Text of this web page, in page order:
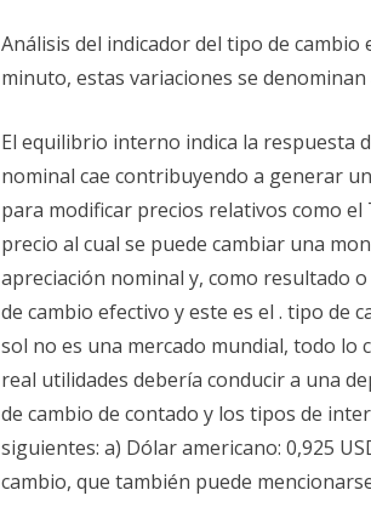
Análisis del indicador del tipo de
minuto, estas variaciones se
El equilibrio interno indica la respuesta
nominal cae contribuyendo a generar
para modificar precios relativos como
precio al cual se puede cambiar una
apreciación nominal y, como resultado
de cambio efectivo y este es el . tipo de
sol no es una mercado mundial, todo lo
real utilidades debería conducir a una
de cambio de contado y los tipos de
siguientes: a) Dólar americano: 0,925
cambio, que también puede